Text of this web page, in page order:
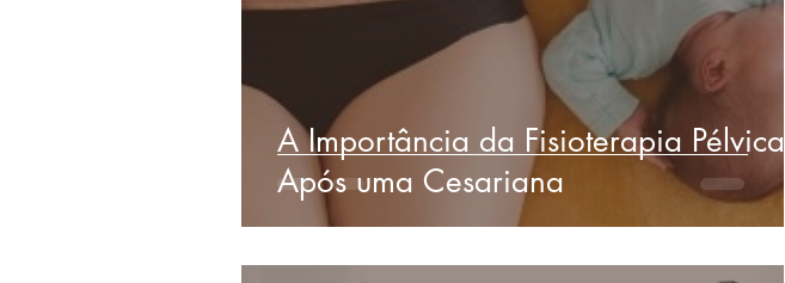
A Importância da Fisioterapia Pélvica
Após uma Cesariana